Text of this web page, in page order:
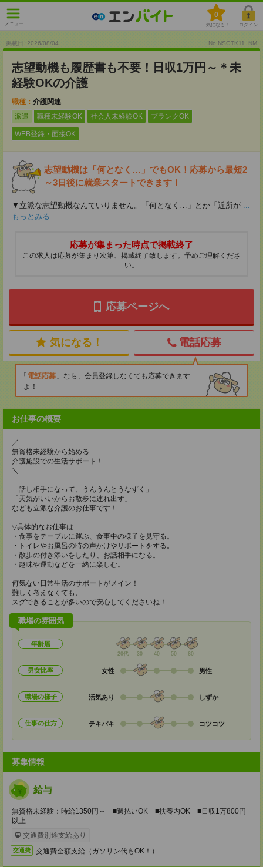
メニュー
0
気になる！ ログイン
掲載日 :2026/08/04 No.NSGTK11_NM
志望動機も履歴書も不要！日収1万円～＊未
経験OKの介護
職種： 介護関連
派遣
職種未経験OK 社会人未経験OK ブランクOK
WEB登録・面接OK
志望動機は「何となく…」でもOK！応募から最短2
～3日後に就業スタートできます！
▼立派な志望動機なんていりません。「何となく…」とか「近所が ...
もっとみる
応募が集まった時点で掲載終了
この求人は応募が集まり次第、掲載終了致します。予めご理解くださ
い。
応募ページへ
気になる！ 電話応募
電話応募
なら、会員登録しなくても応募できます
よ！
お仕事の概要
／
無資格未経験から始める
介護施設での生活サポート！
＼
「話し相手になって、うんうんとうなずく」
「天気がいいからお散歩に連れ出す」
なども立派な介護のお仕事です！
▽具体的なお仕事は…
・食事をテーブルに運ぶ、食事中の様子を見守る。
・トイレやお風呂の時の声かけやサポートをする。
・散歩の付き添いをしたり、お話相手になる。
・趣味や運動などを一緒に楽しむ。
何気ない日常生活のサポートがメイン！
難しく考えなくても、
スグできることが多いので安心してくださいね！
職場の雰囲気
年齢層
20代 30 40 50 60
男女比率 女性 男性
職場の様子 活気あり しずか
仕事の仕方 テキパキ コツコツ
募集情報
給与
無資格未経験：時給1350円～ ■週払いOK ■扶養内OK ■日収1万800円
以上
交通費別途支給あり
交通費 交通費全額支給（ガソリン代もOK！）